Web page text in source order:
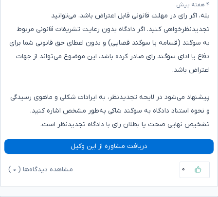
۴ هفته پیش
بله، اگر رای در مهلت قانونی قابل اعتراض باشد، می‌توانید
تجدیدنظرخواهی کنید. اگر دادگاه بدون رعایت تشریفات قانونی مربوط
به سوگند (قسامه یا سوگند قضایی) و بدون اعطای حق قانونی شما برای
دفاع یا ادای سوگند رای صادر کرده باشد، این موضوع می‌تواند از جهات
اعتراض باشد.
پیشنهاد می‌شود در لایحه تجدیدنظر، به ایرادات شکلی و ماهوی رسیدگی
و نحوه استناد دادگاه به سوگند شاکی به‌طور مشخص اشاره کنید.
تشخیص نهایی صحت یا بطلان رای با دادگاه تجدیدنظر است.
دریافت مشاوره از این وکیل
۰ مشاهده دیدگاه‌ها ( ۰